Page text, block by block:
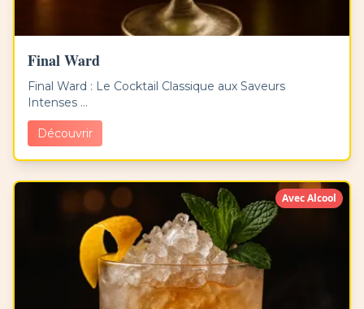
Final Ward
Final Ward : Le Cocktail Classique aux Saveurs
Intenses ...
Découvrir
Avec Alcool